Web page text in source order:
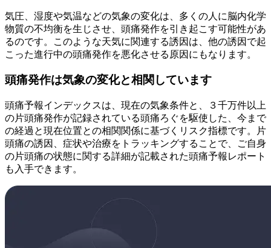
気圧、湿度や気温などの気象の変化は、多くの人に脳内化学
物質の不均衡を生じさせ、頭痛発作を引き起こす可能性があ
るのです。このような天気に関連する誘因は、他の誘因で起
こった進行中の頭痛発作を悪化させる原因にもなります。
頭痛発作は気象の変化と相関しています
頭痛予報インデックスは、現在の気象条件と、３千万件以上
の片頭痛発作が記録されている頭痛ろぐを駆使した、今まで
の経過と現在位置との相関関係に基づくリスク指標です。片
頭痛の誘因、症状や治療をトラッキングすることで、ご自身
の片頭痛の状態に関する詳細が記載された頭痛予報レポート
も入手できます。